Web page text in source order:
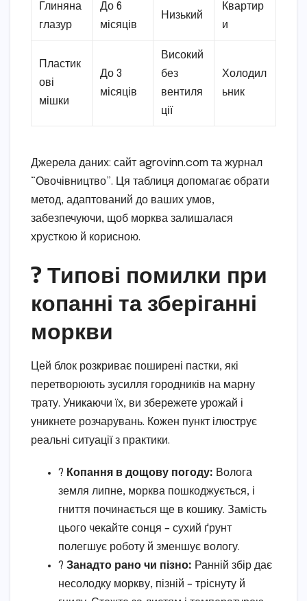
Глиняна
глазур
До 6
місяців
Низький
Квартир
и
Пластик
ові
мішки
До 3
місяців
Високий
без
вентиля
ції
Холодил
ьник
Джерела даних: сайт agrovinn.com та журнал
“Овочівництво”. Ця таблиця допомагає обрати
метод, адаптований до ваших умов,
забезпечуючи, щоб морква залишалася
хрусткою й корисною.
? Типові помилки при
копанні та зберіганні
моркви
Цей блок розкриває поширені пастки, які
перетворюють зусилля городників на марну
трату. Уникаючи їх, ви збережете урожай і
уникнете розчарувань. Кожен пункт ілюструє
реальні ситуації з практики.
? Копання в дощову погоду: Волога
земля липне, морква пошкоджується, і
гниття починається ще в кошику. Замість
цього чекайте сонця – сухий ґрунт
полегшує роботу й зменшує вологу.
? Занадто рано чи пізно: Ранній збір дає
несолодку моркву, пізній – тріснуту й